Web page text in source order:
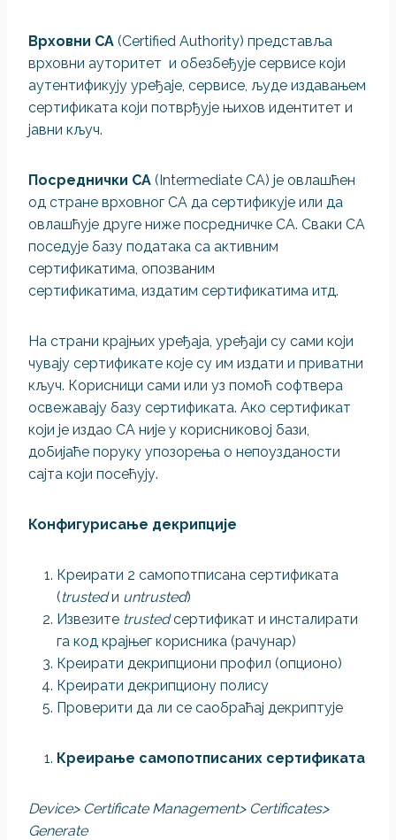
Врховни CA (Certified Authority) представља
врховни ауторитет и обезбеђује сервисе који
аутентификују уређаје, сервисе, људе издавањем
сертификата који потврђује њихов идентитет и
јавни кључ.
Посреднички CA (Intermediate CA) је овлашћен
од стране врховног CА да сертификује или да
овлашћује друге ниже посредничке СА. Сваки СА
поседује базу података са активним
сертификатима, опозваним
сертификатима, издатим сертификатима итд.
На страни крајњих уређаја, уређаји су сами који
чувају сертификате које су им издати и приватни
кључ. Корисници сами или уз помоћ софтвера
освежавају базу сертификата. Ако сертификат
који је издао СА није у корисниковој бази,
добијаће поруку упозорења о непоузданости
сајта који посећују.
Конфигурисање декрипције
Креирати 2 самопотписана сертификата
(trustedи untrusted)
Извезите trustedсертификат и инсталирати
га код крајњег корисника (рачунар)
Креирати декрипциони профил (опционо)
Креирати декрипциону полису
Проверити да ли се саобраћај декриптује
Креирање самопотписаних сертификата
Device> Certificate Management> Certificates>
Generate